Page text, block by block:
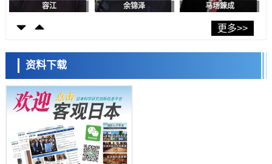
首年度政策方向
科学研究
东京大学发现可诱导细胞死亡的新型信使物质
东京都健康长寿医疗中心跨器官揭示衰老过程中的糖链变化
科学研究
产总研无需石油利用松脂制备石墨前驱体，可作为电池电极材料
科学研究
东京大学和海上保安厅等发现南海海槽沿线板块边界锁定状态存在区域
差异
政策
日本第2次医疗研究开发调整费，根据一线实际情况和需求分配99.3亿
容江 余锦泽 马场錬成
日本科学未来馆 科学交
流员
更多>>
资料下载